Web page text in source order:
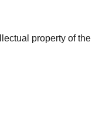
property of the